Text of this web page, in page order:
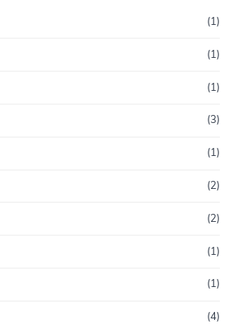
(1)
(1)
(1)
(3)
(1)
(2)
(2)
(1)
(1)
(4)